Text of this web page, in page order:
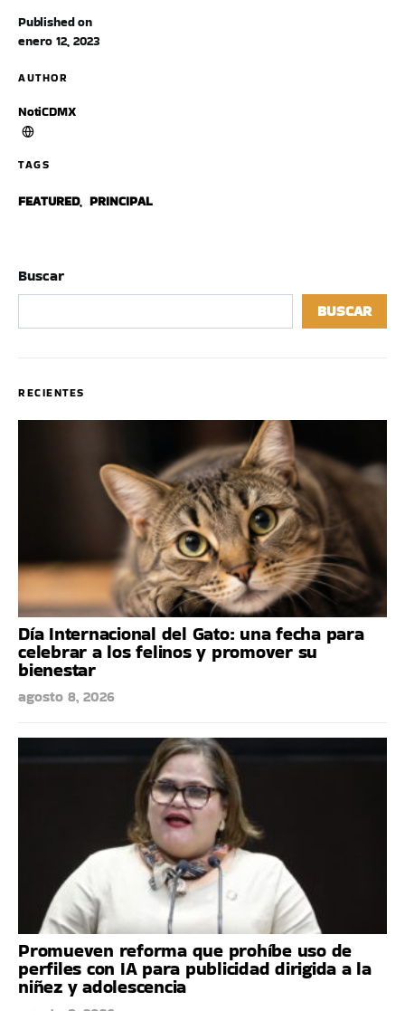
Published on
enero 12, 2023
AUTHOR
NotiCDMX
TAGS
FEATURED, PRINCIPAL
Buscar
BUSCAR
RECIENTES
Día Internacional del Gato: una fecha para
celebrar a los felinos y promover su
bienestar
agosto 8, 2026
Promueven reforma que prohíbe uso de
perfiles con IA para publicidad dirigida a la
niñez y adolescencia